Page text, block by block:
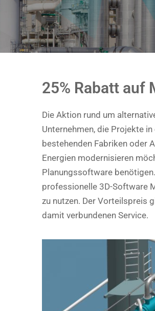
25% Rabatt auf
Die Aktion rund um
Unternehmen, die Projekte
bestehenden Fabriken oder
Energien modernisieren
Planungssoftware
professionelle 3D-Software
zu nutzen. Der Vorteilspreis
damit verbundenen Service.